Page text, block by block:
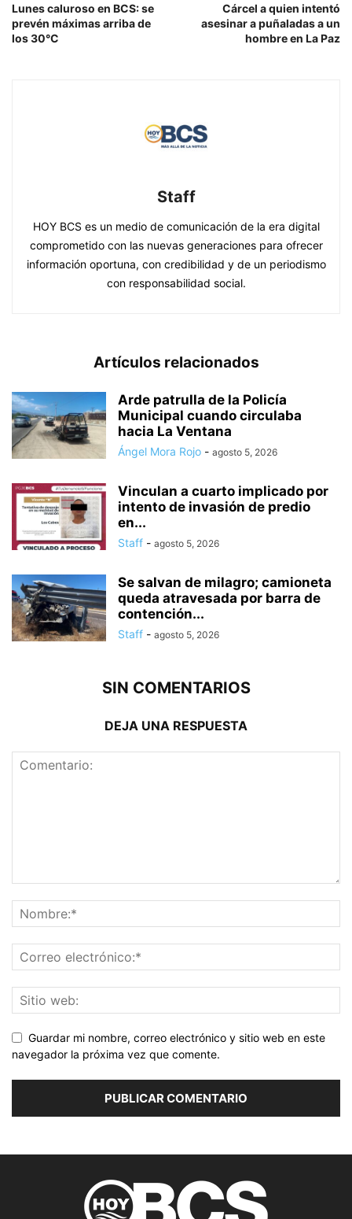
Lunes caluroso en BCS: se
prevén máximas arriba de
los 30°C
Cárcel a quien intentó
asesinar a puñaladas a un
hombre en La Paz
Staff
HOY BCS es un medio de comunicación de la era digital
comprometido con las nuevas generaciones para ofrecer
información oportuna, con credibilidad y de un periodismo
con responsabilidad social.
Artículos relacionados
Arde patrulla de la Policía
Municipal cuando circulaba
hacia La Ventana
Ángel Mora Rojo - agosto 5, 2026
Vinculan a cuarto implicado por
intento de invasión de predio
en...
Staff - agosto 5, 2026
Se salvan de milagro; camioneta
queda atravesada por barra de
contención...
Staff - agosto 5, 2026
SIN COMENTARIOS
DEJA UNA RESPUESTA
Guardar mi nombre, correo electrónico y sitio web en este
navegador la próxima vez que comente.